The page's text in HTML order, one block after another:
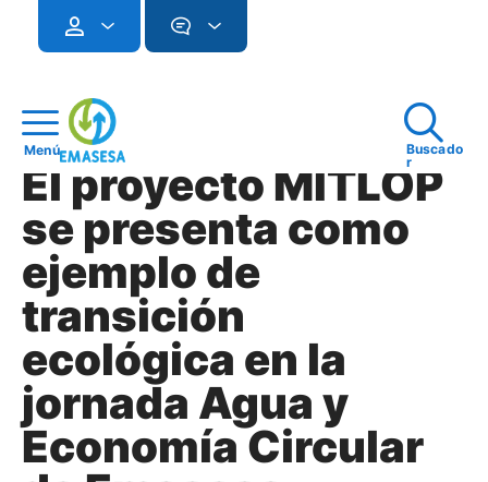
Menú
Buscado
r
El proyecto MITLOP
se presenta como
ejemplo de
transición
ecológica en la
jornada Agua y
Economía Circular